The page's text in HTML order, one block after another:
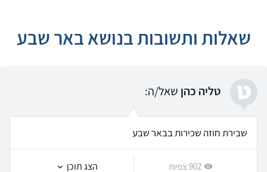
שאלות ותשובות בנושא באר שבע
ט טליה כהן שאל/ה:
שבירת חוזה שכירות בבאר שבע
902 צפיות הצג תוכן